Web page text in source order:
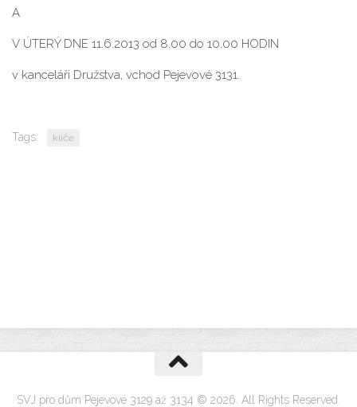
A
V ÚTERÝ DNE 11.6.2013 od 8.00 do 10.00 HODIN
v kanceláři Družstva, vchod Pejevové 3131.
Tags: klíče
SVJ pro dům Pejevové 3129 až 3134 © 2026. All Rights Reserved.